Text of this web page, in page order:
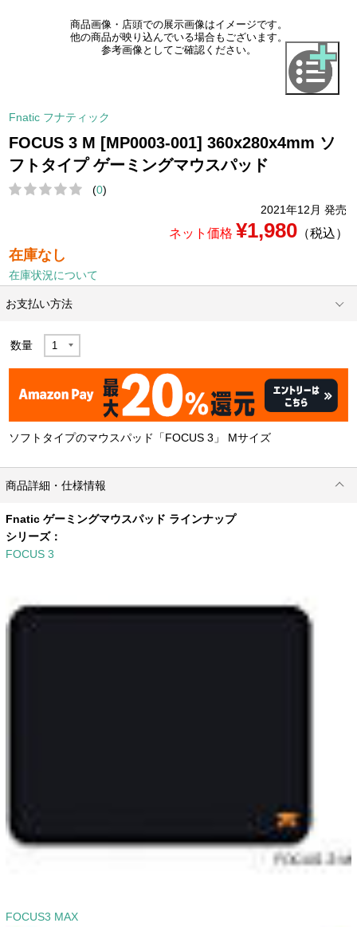
商品画像・店頭での展示画像はイメージです。
他の商品が映り込んでいる場合もございます。
参考画像としてご確認ください。
Fnatic フナティック
FOCUS 3 M [MP0003-001] 360x280x4mm ソ
フトタイプ ゲーミングマウスパッド
(0)
2021年12月 発売
ネット価格 ¥1,980（税込）
在庫なし
在庫状況について
お支払い方法
数量
ソフトタイプのマウスパッド「FOCUS 3」 Mサイズ
商品詳細・仕様情報
Fnatic ゲーミングマウスパッド ラインナップ
シリーズ：
FOCUS 3
FOCUS3 MAX